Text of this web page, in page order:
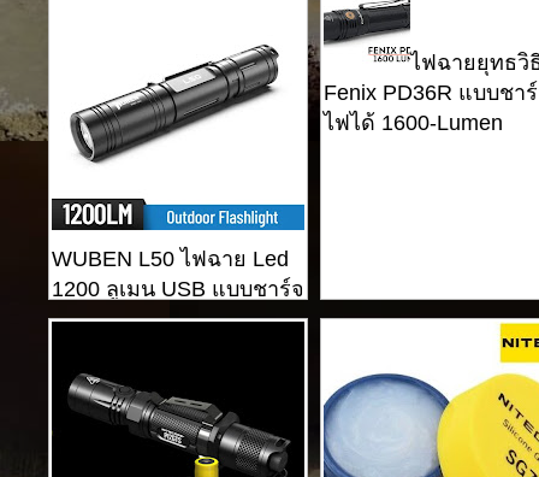
WUBEN L50 ไฟฉาย Led
1200 ลูเมน USB แบบชาร์จ
ไฟยุทธวิธี
ไฟฉายยุทธวิ
Fenix ​​PD36R แบบชา
ไฟได้ 1600-Lumen